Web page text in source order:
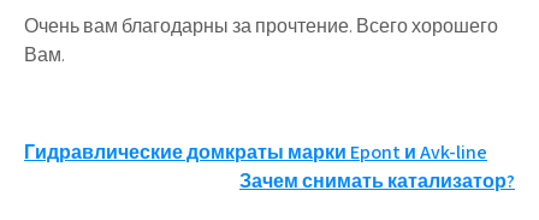
Очень вам благодарны за прочтение. Всего хорошего
Вам.
Навигация
Гидравлические домкраты марки Epont и Avk-line
Зачем снимать катализатор?